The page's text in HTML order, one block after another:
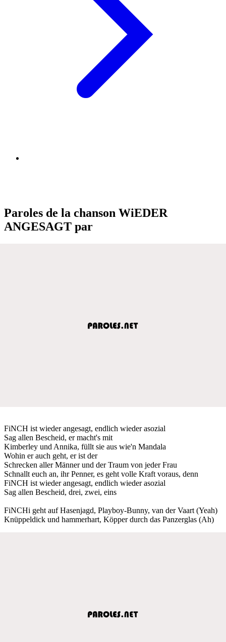
Paroles de la chanson WiEDER
ANGESAGT par
FiNCH ist wieder angesagt, endlich wieder asozial
Sag allen Bescheid, er macht's mit
Kimberley und Annika, füllt sie aus wie'n Mandala
Wohin er auch geht, er ist der
Schrecken aller Männer und der Traum von jeder Frau
Schnallt euch an, ihr Penner, es geht volle Kraft voraus, denn
FiNCH ist wieder angesagt, endlich wieder asozial
Sag allen Bescheid, drei, zwei, eins
FiNCHi geht auf Hasenjagd, Playboy-Bunny, van der Vaart (Yeah)
Knüppeldick und hammerhart, Köpper durch das Panzerglas (Ah)